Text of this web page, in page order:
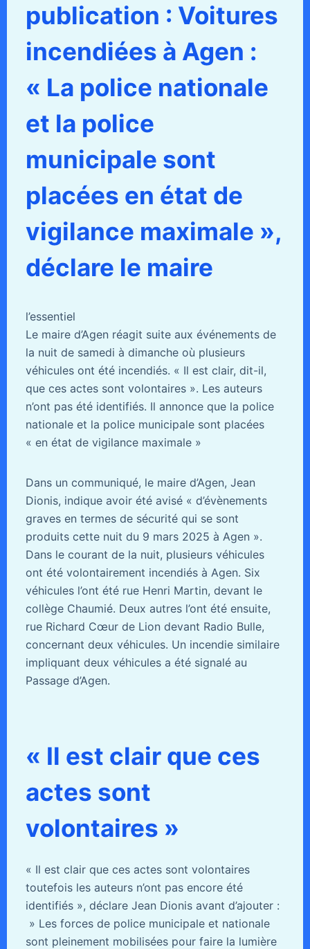
publication : Voitures
incendiées à Agen :
« La police nationale
et la police
municipale sont
placées en état de
vigilance maximale »,
déclare le maire
l’essentiel
Le maire d’Agen réagit suite aux événements de
la nuit de samedi à dimanche où plusieurs
véhicules ont été incendiés. « Il est clair, dit-il,
que ces actes sont volontaires ». Les auteurs
n’ont pas été identifiés. Il annonce que la police
nationale et la police municipale sont placées
« en état de vigilance maximale »
Dans un communiqué, le maire d’Agen, Jean
Dionis, indique avoir été avisé « d’évènements
graves en termes de sécurité qui se sont
produits cette nuit du 9 mars 2025 à Agen ».
Dans le courant de la nuit, plusieurs véhicules
ont été volontairement incendiés à Agen. Six
véhicules l’ont été rue Henri Martin, devant le
collège Chaumié. Deux autres l’ont été ensuite,
rue Richard Cœur de Lion devant Radio Bulle,
concernant deux véhicules. Un incendie similaire
impliquant deux véhicules a été signalé au
Passage d’Agen.
« Il est clair que ces
actes sont
volontaires »
« Il est clair que ces actes sont volontaires
toutefois les auteurs n’ont pas encore été
identifiés », déclare Jean Dionis avant d’ajouter :
» Les forces de police municipale et nationale
sont pleinement mobilisées pour faire la lumière